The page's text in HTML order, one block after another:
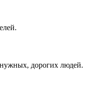
дорогих людей.